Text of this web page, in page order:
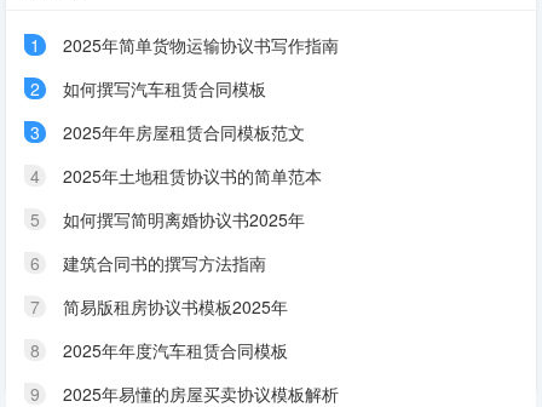
1
2025年简单货物运输协议书写作指南
2
如何撰写汽车租赁合同模板
3
2025年年房屋租赁合同模板范文
4
2025年土地租赁协议书的简单范本
5
如何撰写简明离婚协议书2025年
6
建筑合同书的撰写方法指南
7
简易版租房协议书模板2025年
8
2025年年度汽车租赁合同模板
9
2025年易懂的房屋买卖协议模板解析